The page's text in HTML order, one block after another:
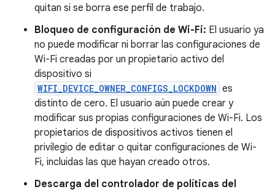
quitan si se borra ese perfil de trabajo.
Bloqueo de configuración de Wi-Fi: El usuario ya
no puede modificar ni borrar las configuraciones de
Wi-Fi creadas por un propietario activo del
dispositivo si
WIFI_DEVICE_OWNER_CONFIGS_LOCKDOWN es
distinto de cero. El usuario aún puede crear y
modificar sus propias configuraciones de Wi-Fi. Los
propietarios de dispositivos activos tienen el
privilegio de editar o quitar configuraciones de Wi-
Fi, incluidas las que hayan creado otros.
Descarga del controlador de políticas del